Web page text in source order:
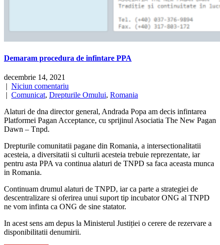
Demaram procedura de infintare PPA
decembrie 14, 2021
| Niciun comentariu
| Comunicat, Drepturile Omului, Romania
Alaturi de dna director general, Andrada Popa am decis infintarea
Platformei Pagan Acceptance, cu sprijinul Asociatia The New Pagan
Dawn – Tnpd.
Drepturile comunitatii pagane din Romania, a intersectionalitatii
acesteia, a diversitatii si culturii acesteia trebuie reprezentate, iar
pentru asta PPA va continua alaturi de TNPD sa faca aceasta munca
in Romania.
Continuam drumul alaturi de TNPD, iar ca parte a strategiei de
descentralizare si oferirea unui suport tip incubator ONG al TNPD
ne vom infinta ca ONG de sine statator.
In acest sens am depus la Ministerul Justiției o cerere de rezervare a
disponibilitatii denumirii.